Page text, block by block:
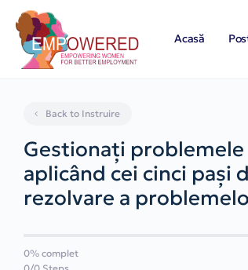
Acasă
Back to Instruire
Gestionați problemele
aplicând cei cinci pași
rezolvare a
0% complet